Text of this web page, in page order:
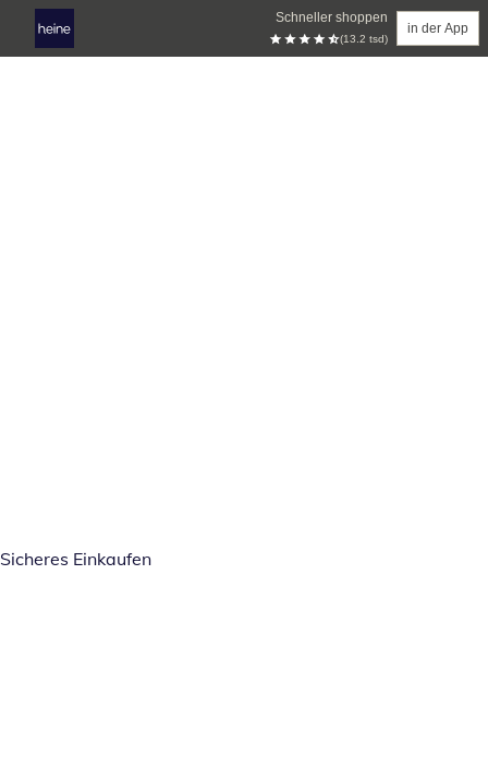
Schneller shoppen
(13.2 tsd)
in der App
Sicheres Einkaufen